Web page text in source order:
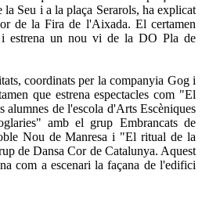
Seu i a la plaça Serarols, ha explicat
de la Fira de l'Aixada. El certamen
estrena un nou vi de la DO Pla de
coordinats per la companyia Gog i
que estrena espectacles com "El
alumnes de l'escola d'Arts Escèniques
amb el grup Embrancats de
Nou de Manresa i "El ritual de la
de Dansa Cor de Catalunya. Aquest
com a escenari la façana de l'edifici